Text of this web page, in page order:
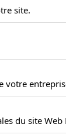
site.
du site Web